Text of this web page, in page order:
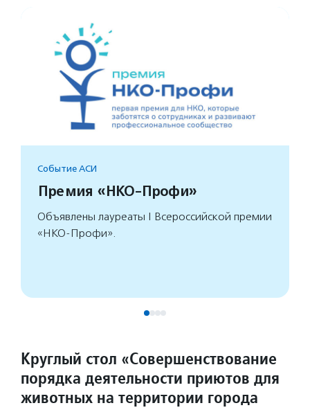
Событие АСИ
Премия «НКО-Профи»
Объявлены лауреаты I Всероссийской премии
«НКО-Профи».
Круглый стол «Совершенствование
порядка деятельности приютов для
животных на территории города